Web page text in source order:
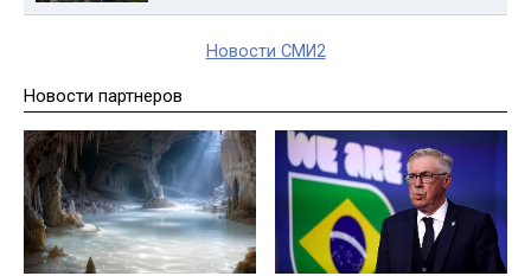
Новости СМИ2
Новости партнеров